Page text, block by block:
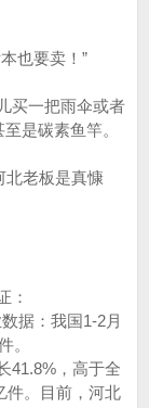
也要卖！”
买一把雨伞或者
是碳素鱼竿。
北老板是真慷
：
据：我国1-2月
。
41.8%，高于全
件。目前，河北